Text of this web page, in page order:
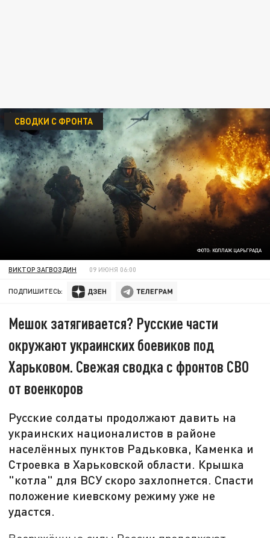
ФОТО: КОЛЛАЖ ЦАРЬГРАДА
СВОДКИ С ФРОНТА
ВИКТОР ЗАГВОЗДИН 09 ИЮНЯ 06:00
ПОДПИШИТЕСЬ:
Мешок затягивается? Русские части
окружают украинских боевиков под
Харьковом. Свежая сводка с фронтов СВО
от военкоров
Русские солдаты продолжают давить на
украинских националистов в районе
населённых пунктов Радьковка, Каменка и
Строевка в Харьковской области. Крышка
"котла" для ВСУ скоро захлопнется. Спасти
положение киевскому режиму уже не
удастся.